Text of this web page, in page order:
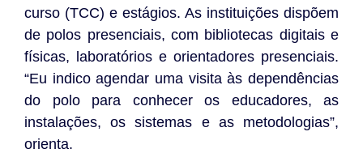
curso (TCC) e estágios. As instituições dispõem
de polos presenciais, com bibliotecas digitais e
físicas, laboratórios e orientadores presenciais.
“Eu indico agendar uma visita às dependências
do polo para conhecer os educadores, as
instalações, os sistemas e as metodologias”,
orienta.